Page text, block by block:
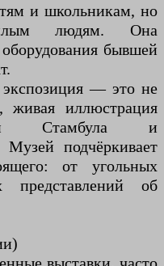
и школьникам, но
людям. Она
бывшей
экспозиция — это не
живая иллюстрация
Стамбула и
подчёркивает
от угольных
представлений об